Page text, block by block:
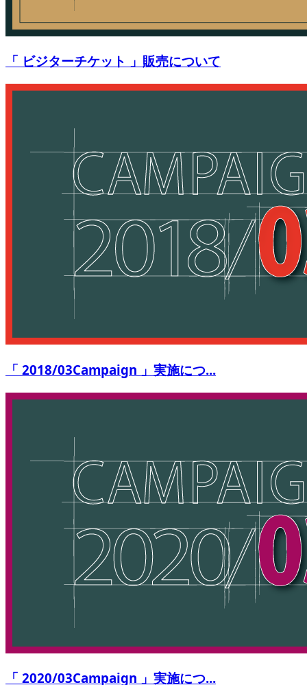
「 ビジターチケット 」販売について
「 2018/03Campaign 」実施につ...
「 2020/03Campaign 」実施につ...